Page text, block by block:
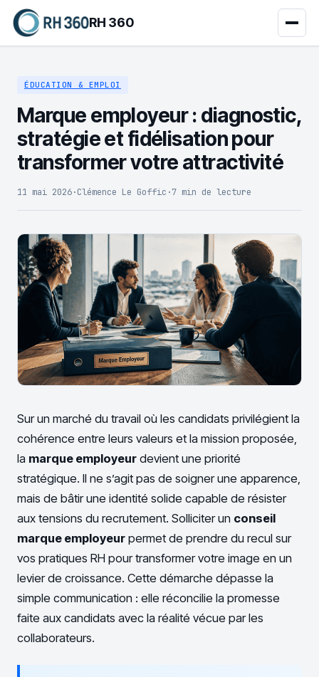
RH 360
ÉDUCATION & EMPLOI
Marque employeur : diagnostic,
stratégie et fidélisation pour
transformer votre attractivité
11 mai 2026·Clémence Le Goffic ·7 min de lecture
Sur un marché du travail où les candidats privilégient la
cohérence entre leurs valeurs et la mission proposée,
la marque employeur devient une priorité
stratégique. Il ne s’agit pas de soigner une apparence,
mais de bâtir une identité solide capable de résister
aux tensions du recrutement. Solliciter un conseil
marque employeur permet de prendre du recul sur
vos pratiques RH pour transformer votre image en un
levier de croissance. Cette démarche dépasse la
simple communication : elle réconcilie la promesse
faite aux candidats avec la réalité vécue par les
collaborateurs.